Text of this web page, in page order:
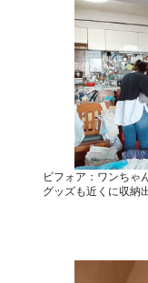
ビフォア：ワンちゃ
グッズも近くに収納